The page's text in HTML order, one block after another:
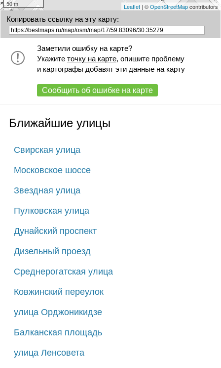
50 m Leaflet| ©OpenStreetMapcontributors
Копировать ссылку на эту карту:
Заметили ошибку на карте?
Укажите точку на карте, опишите проблему
и картографы добавят эти данные на карту
Сообщить об ошибке на карте
Ближайшие улицы
Свирская улица
Московское шоссе
Звездная улица
Пулковская улица
Дунайский проспект
Дизельный проезд
Среднерогатская улица
Ковжинский переулок
улица Орджоникидзе
Балканская площадь
улица Ленсовета